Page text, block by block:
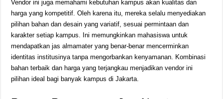
Vendor ini juga memahami kebutuhan kampus akan kualitas dan
harga yang kompetitif. Oleh karena itu, mereka selalu menyediakan
pilihan bahan dan desain yang variatif, sesuai permintaan dan
karakter setiap kampus. Ini memungkinkan mahasiswa untuk
mendapatkan jas almamater yang benar-benar mencerminkan
identitas institusinya tanpa mengorbankan kenyamanan. Kombinasi
bahan terbaik dan harga yang terjangkau menjadikan vendor ini
pilihan ideal bagi banyak kampus di Jakarta.